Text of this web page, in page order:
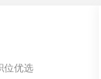
位优选